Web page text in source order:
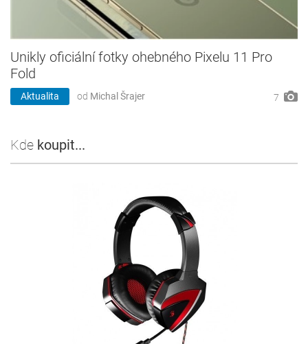
Unikly oficiální fotky ohebného Pixelu 11 Pro
Fold
Aktualita od Michal Šrajer 7
Kde koupit...